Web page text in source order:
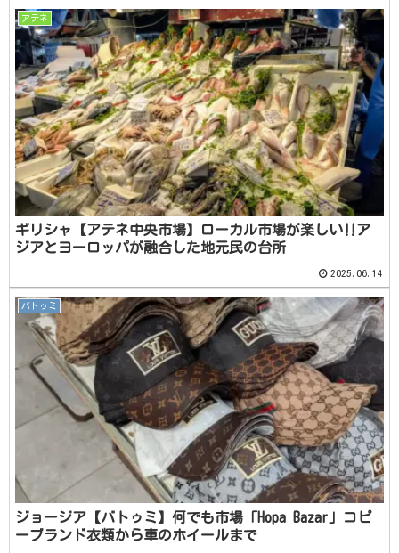
アテネ
ギリシャ【アテネ中央市場】ローカル市場が楽しい‼️ア
ジアとヨーロッパが融合した地元民の台所
2025.06.14
バトゥミ
ジョージア【バトゥミ】何でも市場「Hopa Bazar」コピ
ーブランド衣類から車のホイールまで